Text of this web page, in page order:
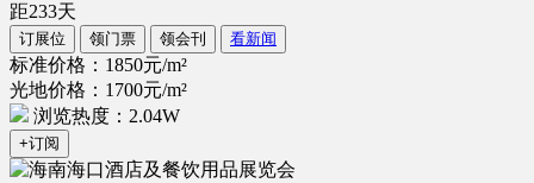
距233天
订展位 领门票 领会刊 看新闻
标准价格：1850元/m²
光地价格：1700元/m²
浏览热度：2.04W
+订阅